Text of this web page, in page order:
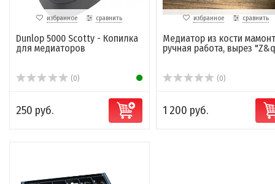
избранное сравнить
Dunlop 5000 Scotty - Копилка
для медиаторов
(0)
250 руб.
избранное сравнить
Медиатор из кости
ручная работа, вырез
(0)
1 200 руб.